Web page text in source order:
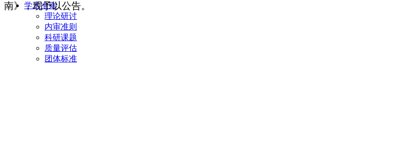
学术准则
理论研讨
内审准则
科研课题
质量评估
团体标准
南》，现予以公告。